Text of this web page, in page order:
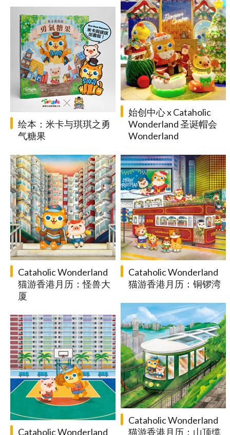
始创中心 x Cataholic
Wonderland 圣诞帽会
Wonderland
绘本：米卡与琪琪之勇
气糖果
Cataholic Wonderland
猫游香港月历：怪兽大
厦
Cataholic Wonderland
猫游香港月历：铜锣湾
Cataholic Wonderland
猫游香港月历：山顶缆
Cataholic Wonderland